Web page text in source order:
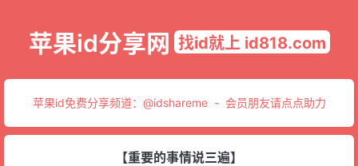
苹果id分享网 找id就上 id818.com
苹果id免费分享频道： @idshareme- 会员朋友请点点助力
【重要的事情说三遍】